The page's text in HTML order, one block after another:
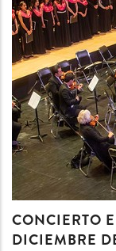
CONCIERTO
DICIEMBRE